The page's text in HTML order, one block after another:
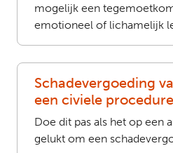
mogelijk een
emotioneel of lichamelijk
Schadevergoeding
een civiele procedure
Doe dit pas als het op een
gelukt om een